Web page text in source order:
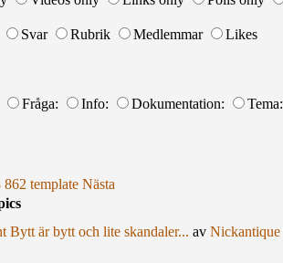
Svar Rubrik Medlemmar
Likes
Fråga: Info: Dokumentation: Tema:
862 template Nästa
Bytt är bytt och lite skandaler... av Nickantique